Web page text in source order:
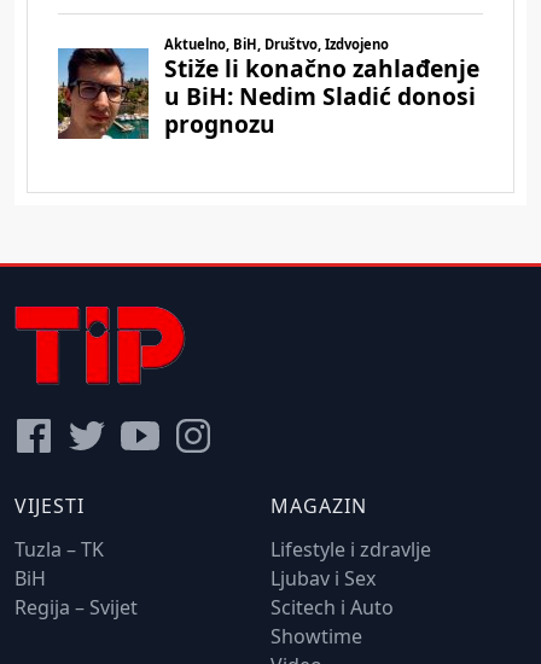
VIJESTI
Tuzla – TK
BiH
Regija – Svijet
MAGAZIN
Lifestyle i zdravlje
Ljubav i Sex
Scitech i Auto
Showtime